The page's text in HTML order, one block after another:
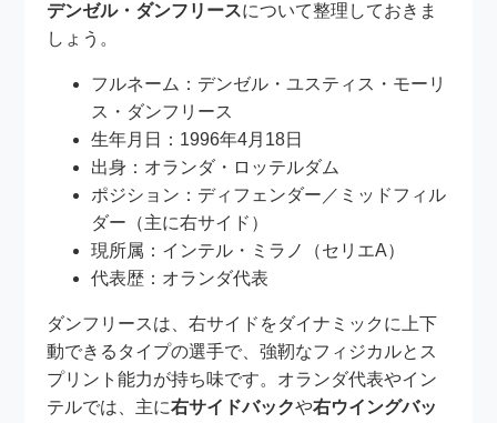
デンゼル・ダンフリースについて整理しておきま
しょう。
フルネーム：デンゼル・ユスティス・モーリ
ス・ダンフリース
生年月日：1996年4月18日
出身：オランダ・ロッテルダム
ポジション：ディフェンダー／ミッドフィル
ダー（主に右サイド）
現所属：インテル・ミラノ（セリエA）
代表歴：オランダ代表
ダンフリースは、右サイドをダイナミックに上下
動できるタイプの選手で、強靭なフィジカルとス
プリント能力が持ち味です。オランダ代表やイン
テルでは、主に右サイドバックや右ウイングバッ